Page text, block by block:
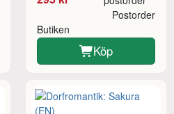
Butiken
Postorder
Köp